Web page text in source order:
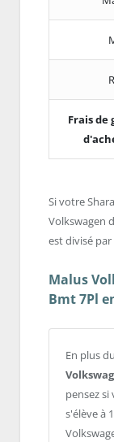
Frais de
Si votre
Volkswagen
est divisé
Malus
Bmt 7Pl
En plus du
pensez
s'élève à